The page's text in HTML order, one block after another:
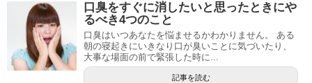
口臭をすぐに消したいと思ったときにや
るべき4つのこと
口臭はいつあなたを悩ませるかわかりません。 ある
朝の寝起きにいきなり口が臭いことに気づいたり、
大事な場面の前で緊張した時に...
記事を読む